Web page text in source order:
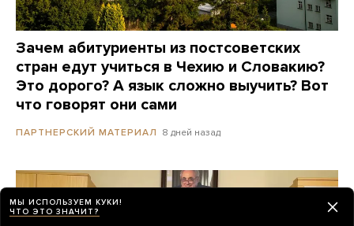
Зачем абитуриенты из постсоветских
стран едут учиться в Чехию и Словакию?
Это дорого? А язык сложно выучить? Вот
что говорят они сами
ПАРТНЕРСКИЙ МАТЕРИАЛ 8 дней назад
МЫ ИСПОЛЬЗУЕМ КУКИ!
ЧТО ЭТО ЗНАЧИТ?